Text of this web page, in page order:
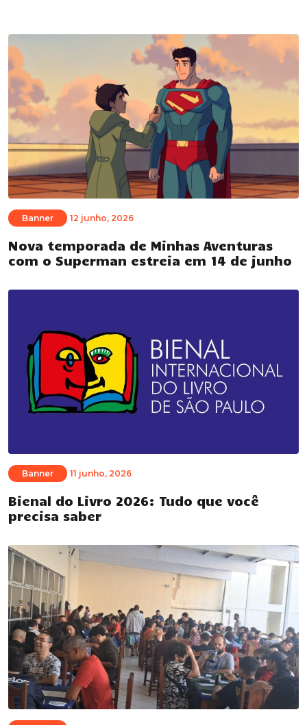
Banner 12 junho, 2026
Nova temporada de Minhas Aventuras
com o Superman estreia em 14 de junho
Banner 11 junho, 2026
Bienal do Livro 2026: Tudo que você
precisa saber